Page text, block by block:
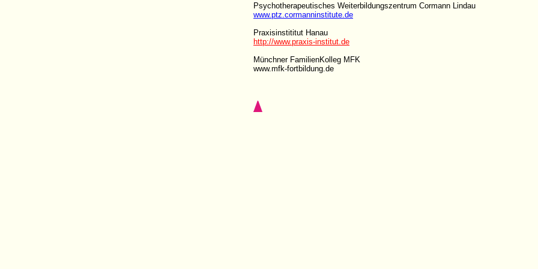
Psychotherapeutisches Weiterbildungszentrum Cormann Lindau
www.ptz.cormanninstitute.de
Praxisinstititut Hanau
http://www.praxis-institut.de
Münchner FamilienKolleg MFK
www.mfk-fortbildung.de